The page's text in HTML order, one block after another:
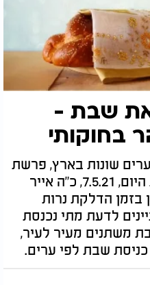
שבת -
שונות בארץ, פרשת
בהר בחוקותי. כניסת השבת היום, 7.5.21, כ"ה אייר
בזמן הדלקת נרות
לדעת מתי נכנסת
משתנים מעיר לעיר,
כניסת שבת לפי ערים.